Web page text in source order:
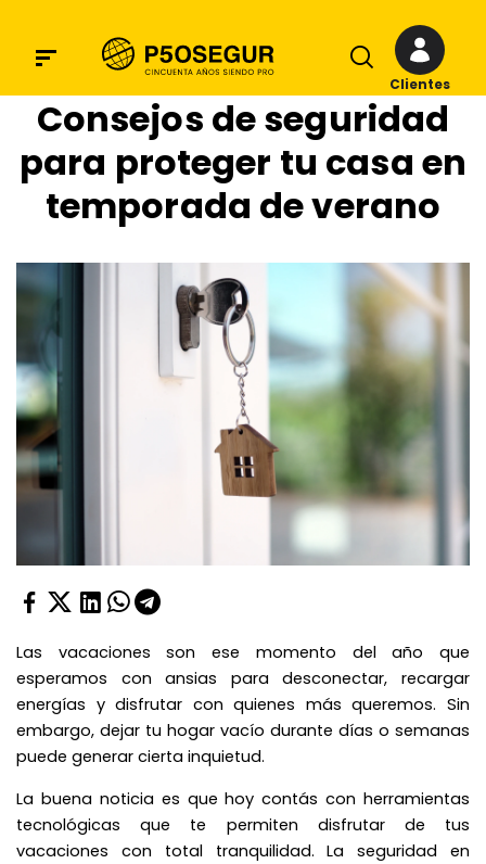
Clientes
Consejos de seguridad
para proteger tu casa en
temporada de verano
Las vacaciones son ese momento del año que
esperamos con ansias para desconectar, recargar
energías y disfrutar con quienes más queremos. Sin
embargo, dejar tu hogar vacío durante días o semanas
puede generar cierta inquietud.
La buena noticia es que hoy contás con herramientas
tecnológicas que te permiten disfrutar de tus
vacaciones con total tranquilidad. La seguridad en